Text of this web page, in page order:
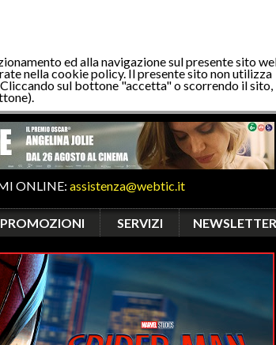
ed alla navigazione sul presente sito
nella cookie policy. Il presente sito non utilizza
sul bottone "accetta" o scorrendo il sito,
ONLINE: assistenza@webtic.it
PROMOZIONI SERVIZI NEWSLETTER